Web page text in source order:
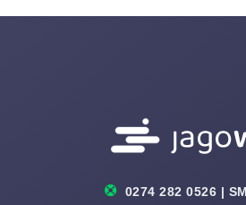
0274 282 0526 |